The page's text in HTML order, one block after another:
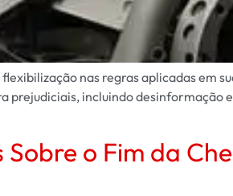
nas regras aplicadas em
incluindo desinformação
o Fim da